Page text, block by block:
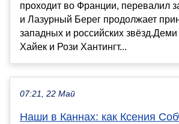
проходит во Франции, перевалил
и Лазурный Берег продолжает
западных и российских
Хайек и Рози Хантингт...
07:21, 22 Май
Наши в Каннах: как Ксения